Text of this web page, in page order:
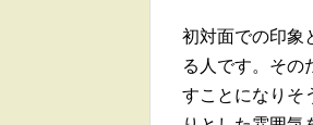
初対面での印象
る人です。その
すことになりそ